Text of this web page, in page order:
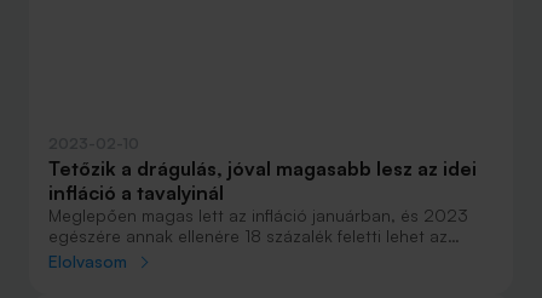
Tetőzik a drágulás, jóval magasabb lesz az idei
infláció a tavalyinál
Meglepően magas lett az infláció januárban, és 2023
egészére annak ellenére 18 százalék feletti lehet az
átlagos pénzromlás a 2022-es 14,5 százalék után, hogy
Elolvasom